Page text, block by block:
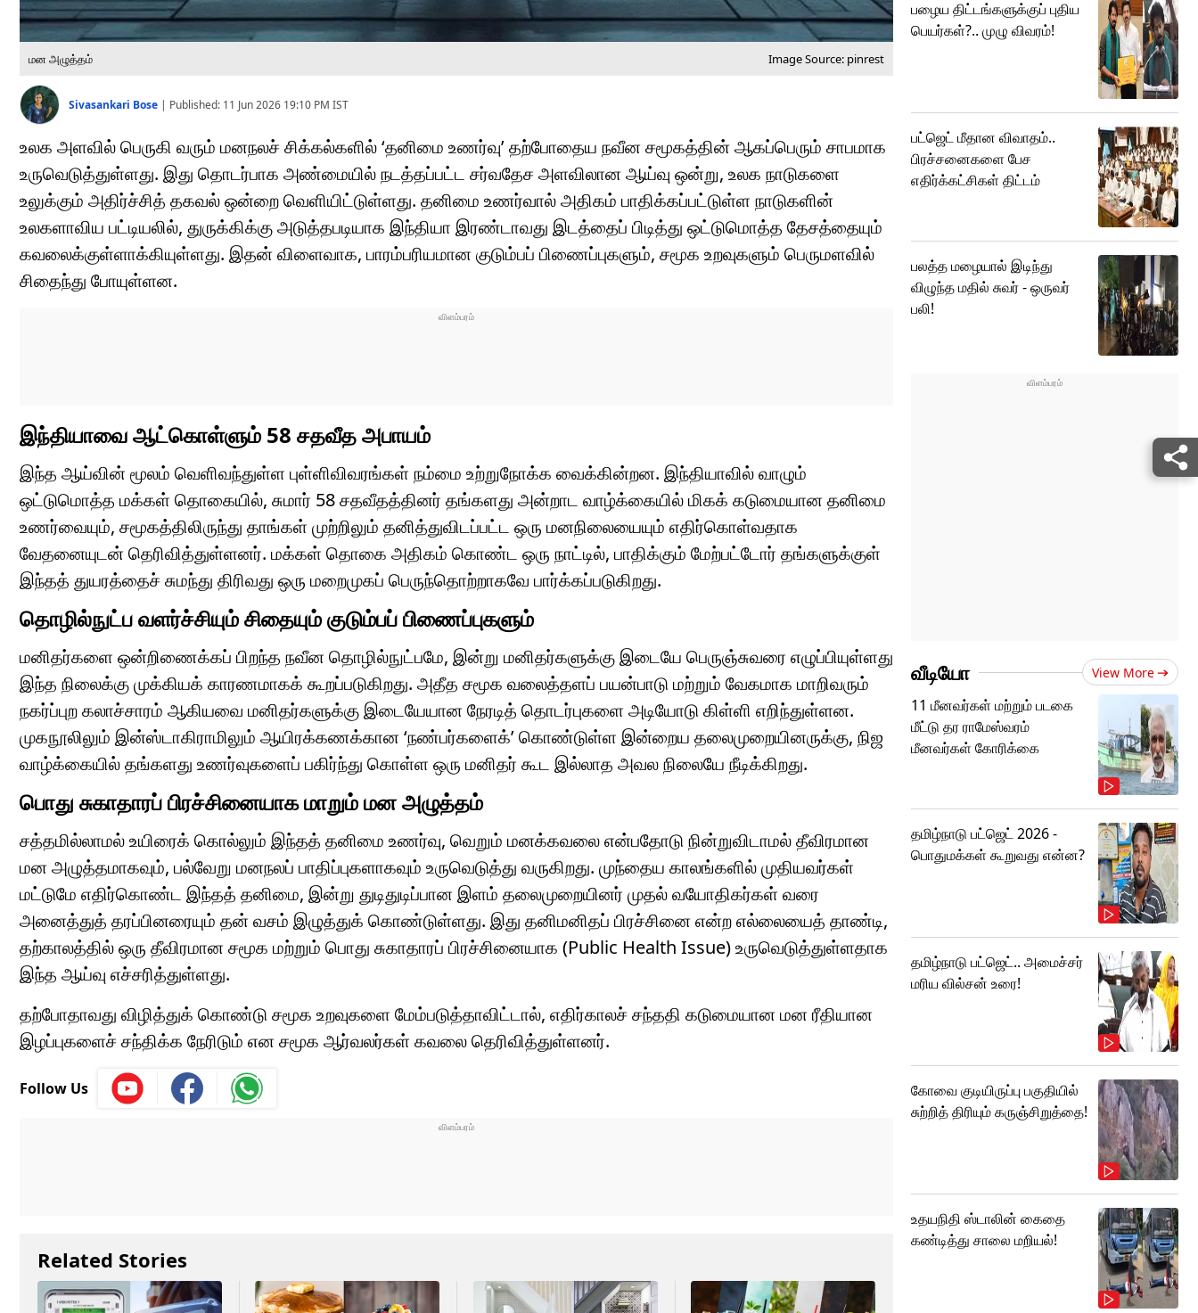
மன அழுத்தம் Image Source: pinrest
Sivasankari Bose | Published: 11 Jun 2026 19:10 PM IST
உலக அளவில் பெருகி வரும் மனநலச் சிக்கல்களில் ‘தனிமை உணர்வு’ தற்போதைய நவீன சமூகத்தின் ஆகப்பெரும் சாபமாக
உருவெடுத்துள்ளது. இது தொடர்பாக அண்மையில் நடத்தப்பட்ட சர்வதேச அளவிலான ஆய்வு ஒன்று, உலக நாடுகளை
உலுக்கும் அதிர்ச்சித் தகவல் ஒன்றை வெளியிட்டுள்ளது. தனிமை உணர்வால் அதிகம் பாதிக்கப்பட்டுள்ள நாடுகளின்
உலகளாவிய பட்டியலில், துருக்கிக்கு அடுத்தபடியாக இந்தியா இரண்டாவது இடத்தைப் பிடித்து ஒட்டுமொத்த தேசத்தையும்
கவலைக்குள்ளாக்கியுள்ளது. இதன் விளைவாக, பாரம்பரியமான குடும்பப் பிணைப்புகளும், சமூக உறவுகளும் பெருமளவில்
சிதைந்து போயுள்ளன.
இந்தியாவை ஆட்கொள்ளும் 58 சதவீத அபாயம்
இந்த ஆய்வின் மூலம் வெளிவந்துள்ள புள்ளிவிவரங்கள் நம்மை உற்றுநோக்க வைக்கின்றன. இந்தியாவில் வாழும்
ஒட்டுமொத்த மக்கள் தொகையில், சுமார் 58 சதவீதத்தினர் தங்களது அன்றாட வாழ்க்கையில் மிகக் கடுமையான தனிமை
உணர்வையும், சமூகத்திலிருந்து தாங்கள் முற்றிலும் தனித்துவிடப்பட்ட ஒரு மனநிலையையும் எதிர்கொள்வதாக
வேதனையுடன் தெரிவித்துள்ளனர். மக்கள் தொகை அதிகம் கொண்ட ஒரு நாட்டில், பாதிக்கும் மேற்பட்டோர் தங்களுக்குள்
இந்தத் துயரத்தைச் சுமந்து திரிவது ஒரு மறைமுகப் பெருந்தொற்றாகவே பார்க்கப்படுகிறது.
தொழில்நுட்ப வளர்ச்சியும் சிதையும் குடும்பப் பிணைப்புகளும்
மனிதர்களை ஒன்றிணைக்கப் பிறந்த நவீன தொழில்நுட்பமே, இன்று மனிதர்களுக்கு இடையே பெருஞ்சுவரை எழுப்பியுள்ளது
இந்த நிலைக்கு முக்கியக் காரணமாகக் கூறப்படுகிறது. அதீத சமூக வலைத்தளப் பயன்பாடு மற்றும் வேகமாக மாறிவரும்
நகர்ப்புற கலாச்சாரம் ஆகியவை மனிதர்களுக்கு இடையேயான நேரடித் தொடர்புகளை அடியோடு கிள்ளி எறிந்துள்ளன.
முகநூலிலும் இன்ஸ்டாகிராமிலும் ஆயிரக்கணக்கான ‘நண்பர்களைக்’ கொண்டுள்ள இன்றைய தலைமுறையினருக்கு, நிஜ
வாழ்க்கையில் தங்களது உணர்வுகளைப் பகிர்ந்து கொள்ள ஒரு மனிதர் கூட இல்லாத அவல நிலையே நீடிக்கிறது.
பொது சுகாதாரப் பிரச்சினையாக மாறும் மன அழுத்தம்
சத்தமில்லாமல் உயிரைக் கொல்லும் இந்தத் தனிமை உணர்வு, வெறும் மனக்கவலை என்பதோடு நின்றுவிடாமல் தீவிரமான
மன அழுத்தமாகவும், பல்வேறு மனநலப் பாதிப்புகளாகவும் உருவெடுத்து வருகிறது. முந்தைய காலங்களில் முதியவர்கள்
மட்டுமே எதிர்கொண்ட இந்தத் தனிமை, இன்று துடிதுடிப்பான இளம் தலைமுறையினர் முதல் வயோதிகர்கள் வரை
அனைத்துத் தரப்பினரையும் தன் வசம் இழுத்துக் கொண்டுள்ளது. இது தனிமனிதப் பிரச்சினை என்ற எல்லையைத் தாண்டி,
தற்காலத்தில் ஒரு தீவிரமான சமூக மற்றும் பொது சுகாதாரப் பிரச்சினையாக (Public Health Issue) உருவெடுத்துள்ளதாக
இந்த ஆய்வு எச்சரித்துள்ளது.
தற்போதாவது விழித்துக் கொண்டு சமூக உறவுகளை மேம்படுத்தாவிட்டால், எதிர்காலச் சந்ததி கடுமையான மன ரீதியான
இழப்புகளைச் சந்திக்க நேரிடும் என சமூக ஆர்வலர்கள் கவலை தெரிவித்துள்ளனர்.
Follow Us
Related Stories
பழைய திட்டங்களுக்குப் புதிய
பெயர்கள்?.. முழு விவரம்!
பட்ஜெட் மீதான விவாதம்..
பிரச்சனைகளை பேச
எதிர்க்கட்சிகள் திட்டம்
பலத்த மழையால் இடிந்து
விழுந்த மதில் சுவர் - ஒருவர்
பலி!
வீடியோ View More
11 மீனவர்கள் மற்றும் படகை
மீட்டு தர ராமேஸ்வரம்
மீனவர்கள் கோரிக்கை
தமிழ்நாடு பட்ஜெட் 2026 -
பொதுமக்கள் கூறுவது என்ன?
தமிழ்நாடு பட்ஜெட்.. அமைச்சர்
மரிய வில்சன் உரை!
கோவை குடியிருப்பு பகுதியில்
சுற்றித் திரியும் கருஞ்சிறுத்தை!
உதயநிதி ஸ்டாலின் கைதை
கண்டித்து சாலை மறியல்!